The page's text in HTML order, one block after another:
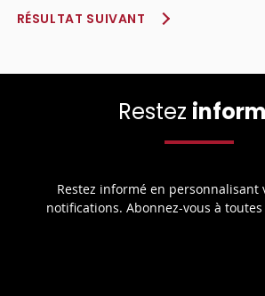
RÉSULTAT SUIVANT
Restez
Restez informé en personnalisant
notifications. Abonnez-vous à